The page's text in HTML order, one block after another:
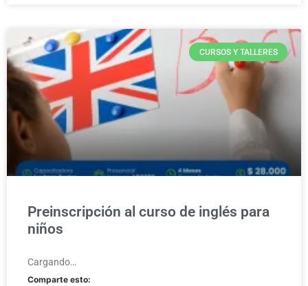
CURSOS Y TALLERES
Preinscripción al curso de inglés para
niños
Cargando…
Comparte esto: